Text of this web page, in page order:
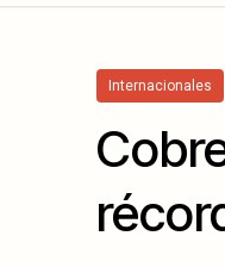
Internacionales